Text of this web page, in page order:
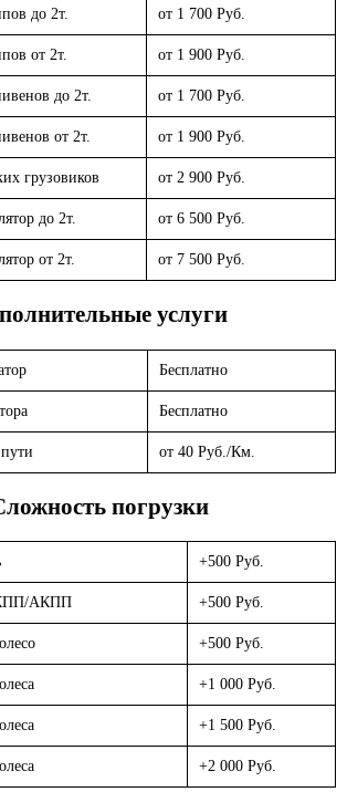
до 2т. от 1 700 Руб.
от 2т. от 1 900 Руб.
до 2т. от 1 700 Руб.
от 2т. от 1 900 Руб.
грузовиков от 2 900 Руб.
до 2т. от 6 500 Руб.
от 2т. от 7 500 Руб.
услуги
Бесплатно
Бесплатно
от 40 Руб./Км.
погрузки
+500 Руб.
АКПП +500 Руб.
+500 Руб.
+1 000 Руб.
+1 500 Руб.
+2 000 Руб.